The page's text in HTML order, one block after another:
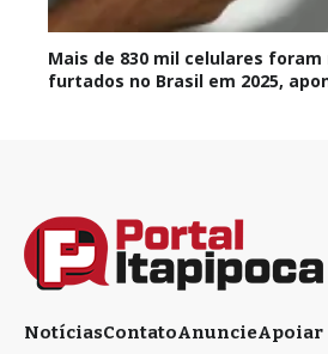
Mais de 830 mil celulares foram
furtados no Brasil em 2025,
NotíciasContatoAnuncieApoiar